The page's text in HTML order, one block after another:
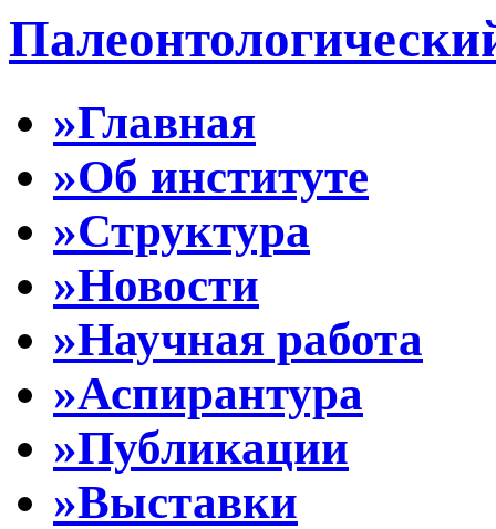
»Главная
»Об институте
»Структура
»Новости
»Научная работа
»Аспирантура
»Публикации
»Выставки